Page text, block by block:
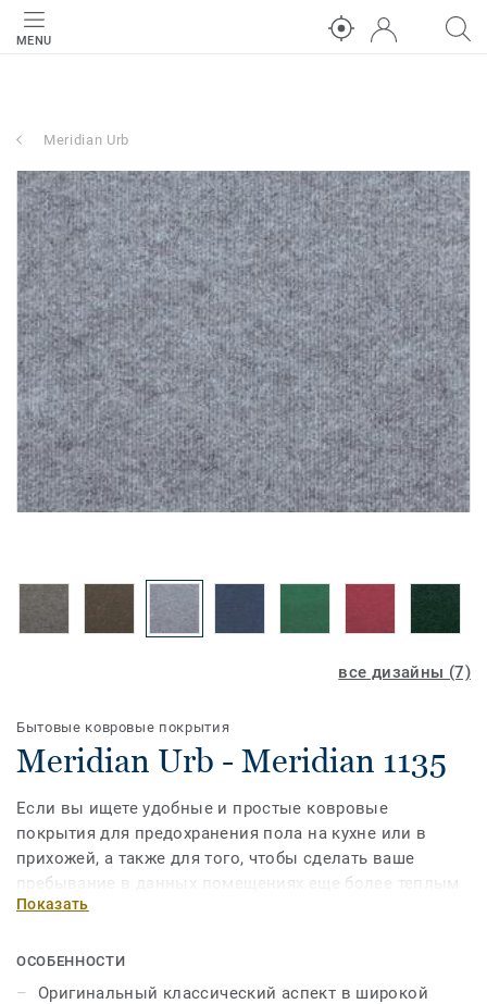
MENU
Meridian Urb
все дизайны (7)
Бытовые ковровые покрытия
Meridian Urb - Meridian 1135
Если вы ищете удобные и простые ковровые
покрытия для предохранения пола на кухне или в
прихожей, а также для того, чтобы сделать ваше
пребывание в данных помещениях еще более теплым
и комфортным, ковровые покрытия Meridian Urb - это
Показать
ОСОБЕННОСТИ
Оригинальный классический аспект в широкой